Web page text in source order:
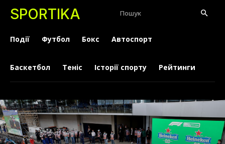
SPORTIKA Пошук
Події Футбол Бокс Автоспорт
Баскетбол Теніс Історії спорту Рейтинги